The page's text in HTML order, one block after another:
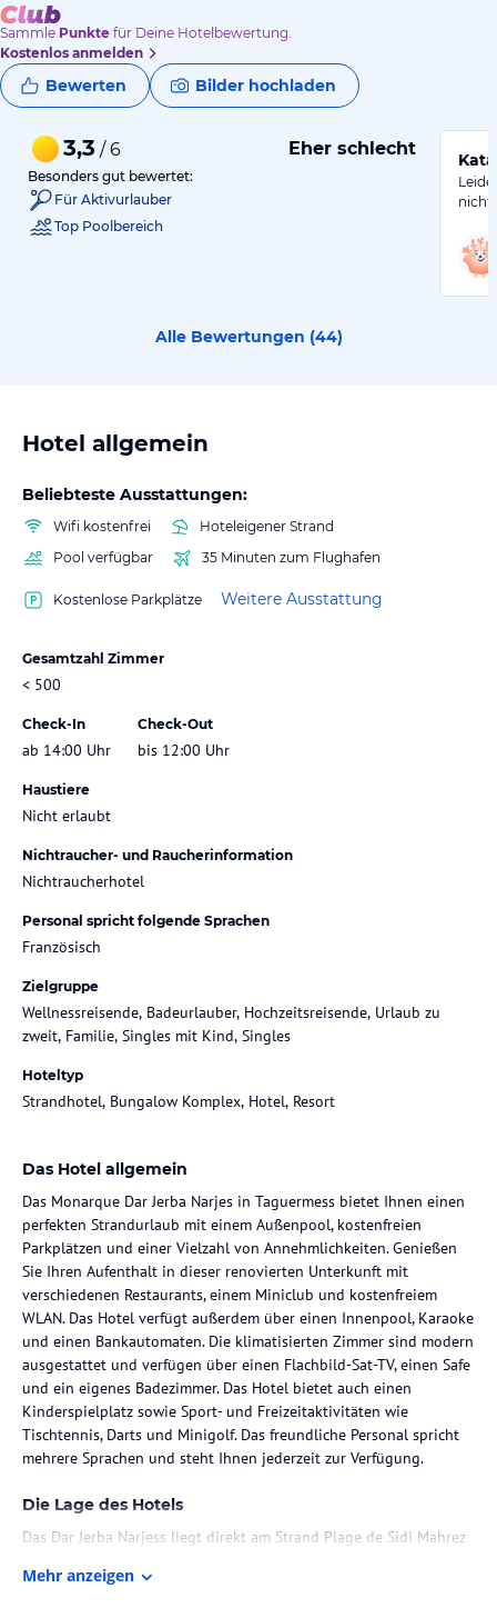
Sammle Punkte für Deine Hotelbewertung.
Kostenlos anmelden
Bewerten Bilder hochladen
3,3 / 6 Eher schlecht
Besonders gut bewertet:
Für Aktivurlauber
Top Poolbereich
nicht
Alle Bewertungen (44)
Hotel allgemein
Beliebteste Ausstattungen:
Wifi kostenfrei
Hoteleigener Strand
Pool verfügbar
35 Minuten zum Flughafen
Kostenlose Parkplätze Weitere Ausstattung
Gesamtzahl Zimmer
< 500
Check-In
ab 14:00 Uhr
Check-Out
bis 12:00 Uhr
Haustiere
Nicht erlaubt
Nichtraucher- und Raucherinformation
Nichtraucherhotel
Personal spricht folgende Sprachen
Französisch
Zielgruppe
Wellnessreisende, Badeurlauber, Hochzeitsreisende, Urlaub zu
zweit, Familie, Singles mit Kind, Singles
Hoteltyp
Strandhotel, Bungalow Komplex, Hotel, Resort
Das Hotel allgemein
Das Monarque Dar Jerba Narjes in Taguermess bietet Ihnen einen
perfekten Strandurlaub mit einem Außenpool, kostenfreien
Parkplätzen und einer Vielzahl von Annehmlichkeiten. Genießen
Sie Ihren Aufenthalt in dieser renovierten Unterkunft mit
verschiedenen Restaurants, einem Miniclub und kostenfreiem
WLAN. Das Hotel verfügt außerdem über einen Innenpool, Karaoke
und einen Bankautomaten. Die klimatisierten Zimmer sind modern
ausgestattet und verfügen über einen Flachbild-Sat-TV, einen Safe
und ein eigenes Badezimmer. Das Hotel bietet auch einen
Kinderspielplatz sowie Sport- und Freizeitaktivitäten wie
Tischtennis, Darts und Minigolf. Das freundliche Personal spricht
mehrere Sprachen und steht Ihnen jederzeit zur Verfügung.
Die Lage des Hotels
Das Dar Jerba Narjess liegt direkt am Strand Plage de Sidi Mahrez
internationale Flughafen Djerba-Zarzis erreichen Sie nach etwa 30
Mehr anzeigen